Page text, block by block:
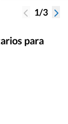
1/3
para